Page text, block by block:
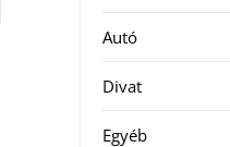
Autó
Divat
Egyéb